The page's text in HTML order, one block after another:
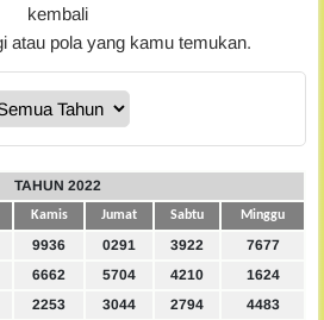
kembali
atau pola yang kamu temukan.
TAHUN 2022
Kamis Jumat Sabtu Minggu
9936 0291 3922
7677
6662 5704 4210
1624
2253 3044 2794
4483